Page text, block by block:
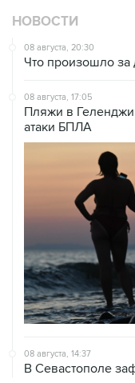
НОВОСТИ
08 августа, 20:30
Что произошло за
08 августа, 17:05
Пляжи в
атаки БПЛА
08 августа, 14:37
В Севастополе